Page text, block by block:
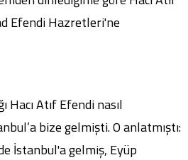
Efendi Hazretleri'ne
Atıf Efendi nasıl
bize gelmişti. O anlatmıştı:
İstanbul'a gelmiş, Eyüp